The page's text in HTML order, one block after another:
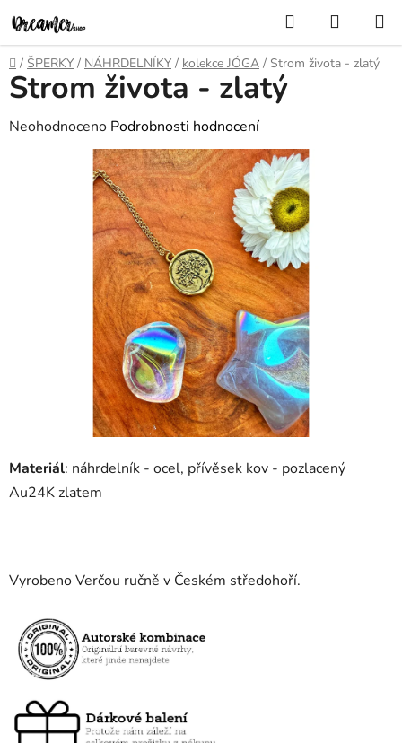
na
obsah
Hledat
KOŠÍK
Domů
/ ŠPERKY / NÁHRDELNÍKY / kolekce JÓGA / Strom života - zlatý
Materiál: náhrdelník - ocel, přívěsek kov - pozlacený
Au24K zlatem
Vyrobeno Verčou ručně v Českém středohoří.
Strom života - zlatý
Průměrné
Neohodnoceno Podrobnosti hodnocení